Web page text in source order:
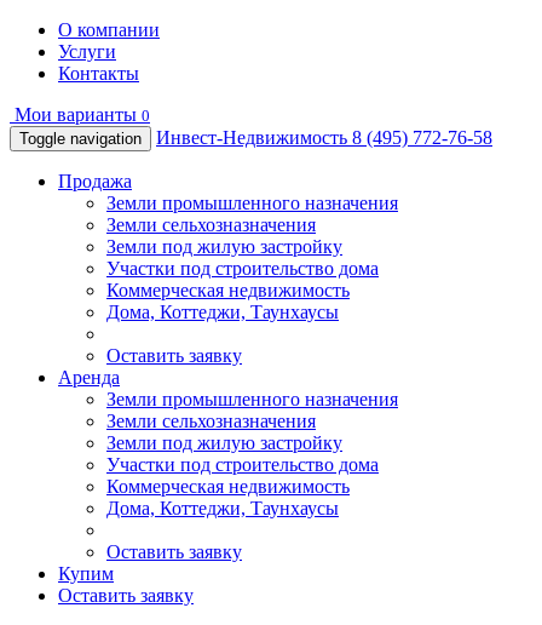
О компании
Услуги
Контакты
Мои варианты 0
Toggle navigation
Инвест-Недвижимость 8 (495) 772-76-58
Продажа
Земли промышленного назначения
Земли сельхозназначения
Земли под жилую застройку
Участки под строительство дома
Коммерческая недвижимость
Дома, Коттеджи, Таунхаусы
Оставить заявку
Аренда
Земли промышленного назначения
Земли сельхозназначения
Земли под жилую застройку
Участки под строительство дома
Коммерческая недвижимость
Дома, Коттеджи, Таунхаусы
Оставить заявку
Купим
Оставить заявку